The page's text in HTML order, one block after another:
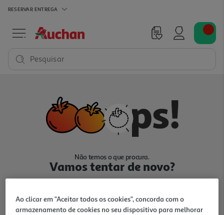
RESERVAR ENTREGA
Pesquisar
Não temos o que procura.
Vamos tentar de novo?
Ao clicar em "Aceitar todos os cookies", concorda com o
armazenamento de cookies no seu dispositivo para melhorar